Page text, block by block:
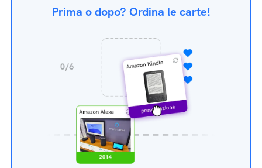
Prima o dopo? Ordina le carte!